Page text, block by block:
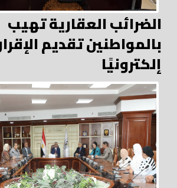
الضرائب العقارية تهيب
بالمواطنين تقديم
إلكترونيًا